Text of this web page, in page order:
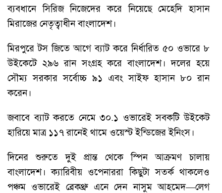
ব্যবধানে সিরিজ নিজেদের করে নিয়েছে মেহেদি হাসান
মিরাজের নেতৃত্বাধীন বাংলাদেশ।
মিরপুরে টস জিতে আগে ব্যাট করে নির্ধারিত ৫০ ওভারে ৮
উইকেটে ২৯৬ রান সংগ্রহ করে বাংলাদেশ। দলের হয়ে
সৌম্য সরকার সর্বোচ্চ ৯১ এবং সাইফ হাসান ৮০ রান
করেন।
জবাবে ব্যাট করতে নেমে ৩০.১ ওভারেই সবকটি উইকেট
হারিয়ে মাত্র ১১৭ রানেই থামে ওয়েস্ট ইন্ডিজের ইনিংস।
দিনের শুরুতে দুই প্রান্ত থেকে স্পিন আক্রমণ চালায়
বাংলাদেশ। ক্যারিবীয় ওপেনাররা কিছুটা সতর্ক থাকলেও
পঞ্চম ওভারেই ব্রেকথ্রু এনে দেন নাসুম আহমেদ—লেগ